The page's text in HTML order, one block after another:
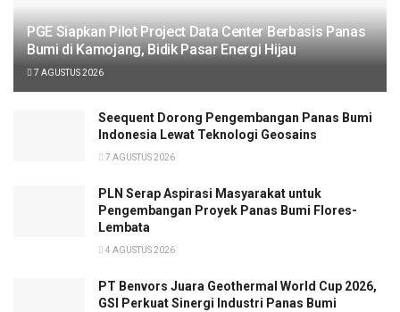
PGE Siapkan Pilot Project Data Center Berbasis Panas
Bumi di Kamojang, Bidik Pasar Energi Hijau
7 AGUSTUS 2026
Seequent Dorong Pengembangan Panas Bumi
Indonesia Lewat Teknologi Geosains
7 AGUSTUS 2026
PLN Serap Aspirasi Masyarakat untuk
Pengembangan Proyek Panas Bumi Flores-
Lembata
4 AGUSTUS 2026
PT Benvors Juara Geothermal World Cup 2026,
GSI Perkuat Sinergi Industri Panas Bumi